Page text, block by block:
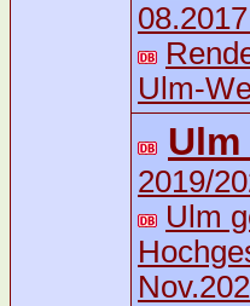
Ulm-
Ulm
2019/
Ulm